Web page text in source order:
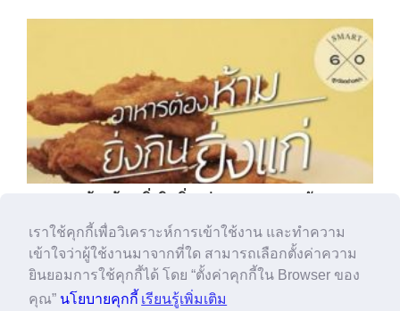
เราใช้คุกกี้เพื่อวิเคราะห์การเข้าใช้งาน และทำความ
เข้าใจว่าผู้ใช้งานมาจากที่ใด สามารถเลือกตั้งค่าความ
ยินยอมการใช้คุกกี้ได้ โดย “ตั้งค่าคุกกี้ใน Browser ของ
คุณ” นโยบายคุกกี้ เรียนรู้เพิ่มเติม